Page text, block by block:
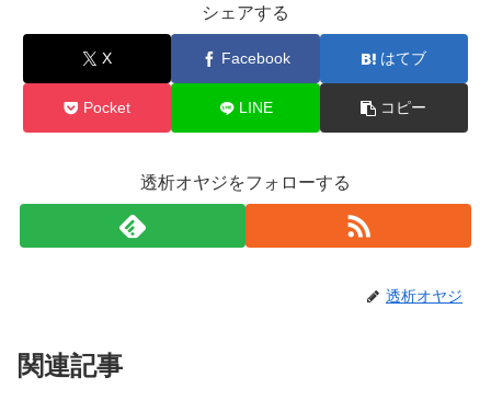
シェアする
X Facebook はてブ
Pocket LINE コピー
透析オヤジをフォローする
透析オヤジ
関連記事